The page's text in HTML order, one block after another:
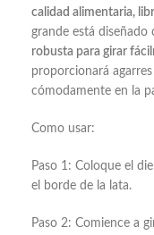
calidad alimentaria,
grande está diseñado
robusta para girar
proporcionará
cómodamente en la
Como usar:
Paso 1: Coloque el
el borde de la lata.
Paso 2: Comience a